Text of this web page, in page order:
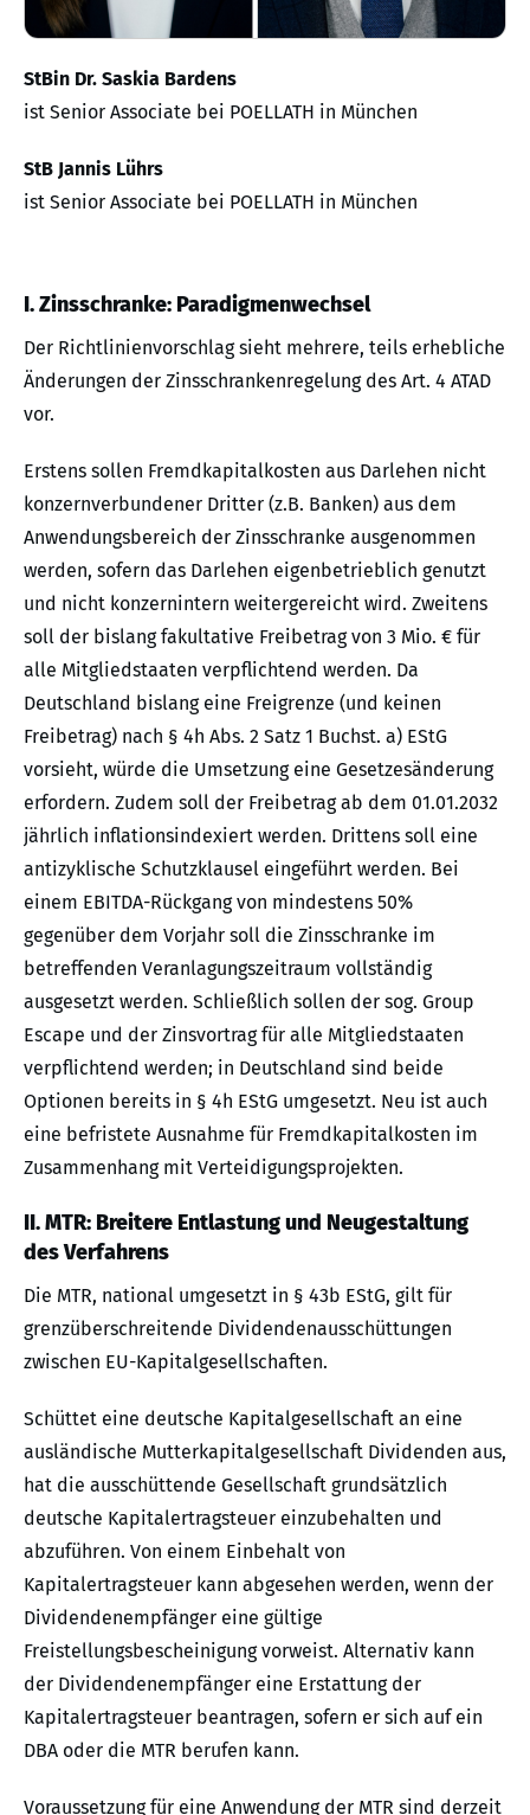
StBin Dr. Saskia Bardens
ist Senior Associate bei POELLATH in München
StB Jannis Lührs
ist Senior Associate bei POELLATH in München
I. Zinsschranke: Paradigmenwechsel
Der Richtlinienvorschlag sieht mehrere, teils erhebliche
Änderungen der Zinsschrankenregelung des Art. 4 ATAD
vor.
Erstens sollen Fremdkapitalkosten aus Darlehen nicht
konzernverbundener Dritter (z.B. Banken) aus dem
Anwendungsbereich der Zinsschranke ausgenommen
werden, sofern das Darlehen eigenbetrieblich genutzt
und nicht konzernintern weitergereicht wird. Zweitens
soll der bislang fakultative Freibetrag von 3 Mio. € für
alle Mitgliedstaaten verpflichtend werden. Da
Deutschland bislang eine Freigrenze (und keinen
Freibetrag) nach § 4h Abs. 2 Satz 1 Buchst. a) EStG
vorsieht, würde die Umsetzung eine Gesetzesänderung
erfordern. Zudem soll der Freibetrag ab dem 01.01.2032
jährlich inflationsindexiert werden. Drittens soll eine
antizyklische Schutzklausel eingeführt werden. Bei
einem EBITDA-Rückgang von mindestens 50%
gegenüber dem Vorjahr soll die Zinsschranke im
betreffenden Veranlagungszeitraum vollständig
ausgesetzt werden. Schließlich sollen der sog. Group
Escape und der Zinsvortrag für alle Mitgliedstaaten
verpflichtend werden; in Deutschland sind beide
Optionen bereits in § 4h EStG umgesetzt. Neu ist auch
eine befristete Ausnahme für Fremdkapitalkosten im
Zusammenhang mit Verteidigungsprojekten.
II. MTR: Breitere Entlastung und Neugestaltung
des Verfahrens
Die MTR, national umgesetzt in § 43b EStG, gilt für
grenzüberschreitende Dividendenausschüttungen
zwischen EU-Kapitalgesellschaften.
Schüttet eine deutsche Kapitalgesellschaft an eine
ausländische Mutterkapitalgesellschaft Dividenden aus,
hat die ausschüttende Gesellschaft grundsätzlich
deutsche Kapitalertragsteuer einzubehalten und
abzuführen. Von einem Einbehalt von
Kapitalertragsteuer kann abgesehen werden, wenn der
Dividendenempfänger eine gültige
Freistellungsbescheinigung vorweist. Alternativ kann
der Dividendenempfänger eine Erstattung der
Kapitalertragsteuer beantragen, sofern er sich auf ein
DBA oder die MTR berufen kann.
Voraussetzung für eine Anwendung der MTR sind derzeit